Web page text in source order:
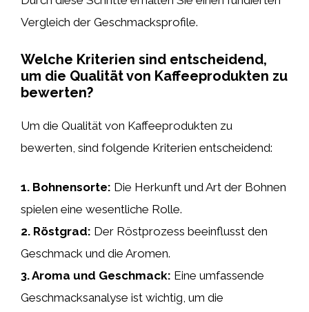
Vergleich der Geschmacksprofile.
Welche Kriterien sind entscheidend,
um die Qualität von Kaffeeprodukten zu
bewerten?
Um die Qualität von Kaffeeprodukten zu
bewerten, sind folgende Kriterien entscheidend:
1. Bohnensorte: Die Herkunft und Art der Bohnen
spielen eine wesentliche Rolle.
2. Röstgrad: Der Röstprozess beeinflusst den
Geschmack und die Aromen.
3.Aroma und Geschmack: Eine umfassende
Geschmacksanalyse ist wichtig, um die